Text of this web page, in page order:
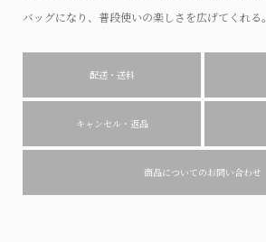
バッグになり、普段使いの楽しさを広げてくれる。
配送・送料
キャンセル・返品
商品についてのお問い合わせ